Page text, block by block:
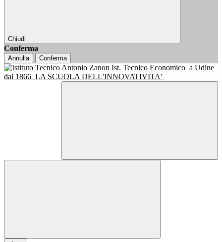
Chiudi
Conferma
Annulla Conferma
Ist. Tecnico Economico a Udine
dal 1866 LA SCUOLA DELL'INNOVATIVITA'